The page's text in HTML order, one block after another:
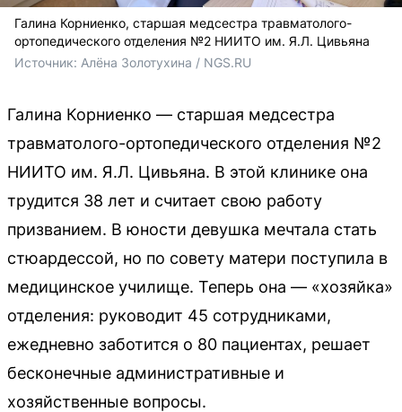
Галина Корниенко, старшая медсестра травматолого-
ортопедического отделения №2 НИИТО им. Я.Л. Цивьяна
Источник: Алёна Золотухина / NGS.RU
Галина Корниенко — старшая медсестра
травматолого-ортопедического отделения №2
НИИТО им. Я.Л. Цивьяна. В этой клинике она
трудится 38 лет и считает свою работу
призванием. В юности девушка мечтала стать
стюардессой, но по совету матери поступила в
медицинское училище. Теперь она — «хозяйка»
отделения: руководит 45 сотрудниками,
ежедневно заботится о 80 пациентах, решает
бесконечные административные и
хозяйственные вопросы.